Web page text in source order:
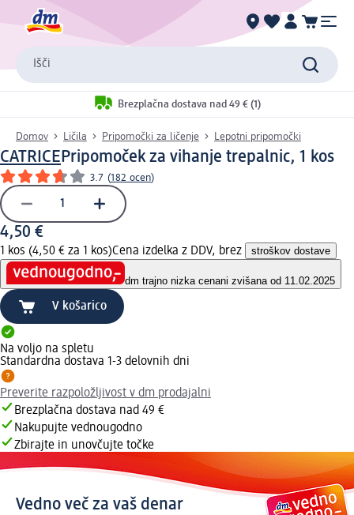
Išči
Brezplačna dostava nad 49 € (1)
Domov Ličila Pripomočki za ličenje Lepotni pripomočki
CATRICEPripomoček za vihanje trepalnic, 1 kos
3.7 (182 ocen)
4,50 €
1 kos (4,50 € za 1 kos)Cena izdelka z DDV, brez stroškov dostave
dm trajno nizka cenani zvišana od 11.02.2025
V košarico
Na voljo na spletu
Standardna dostava 1-3 delovnih dni
Preverite razpoložljivost v dm prodajalni
Brezplačna dostava nad 49 €
Nakupujte vednougodno
Zbirajte in unovčujte točke
Vedno več za vaš denar